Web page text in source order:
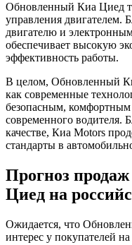
Обновленный Киа Циед
управления двигателем.
двигателю и
обеспечивает высокую
эффективность работы.
В целом, Обновленный
как современные
безопасным,
современного водителя.
качестве, Киа Motors
стандарты в
Прогноз
Циед на
Ожидается, что
интерес у покупателей